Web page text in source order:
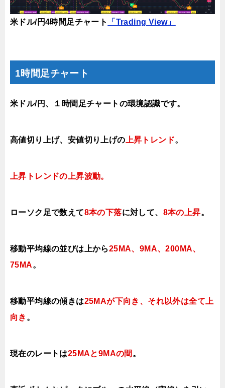
米ドル/円4時間足チャート 「Trading View」
1時間足チャート
米ドル/円、１時間足チャートの環境認識です。
高値切り上げ、安値切り上げの 上昇トレンド。
上昇トレンドの上昇波動。
ローソク足で数えて8本の下落に対して、 8本の上昇。
移動平均線の並びは上から25MA、9MA、200MA、
75MA。
移動平均線の傾きは25MAが下向き、それ以外は全て上
向き 。
現在のレートは25MAと9MAの間 。